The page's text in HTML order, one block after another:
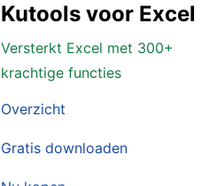
Kutools voor Excel
Versterkt Excel met 300+
krachtige functies
Overzicht
Gratis downloaden